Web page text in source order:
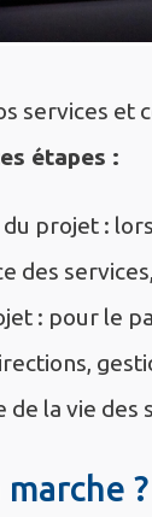
services et
étapes :
projet :
des services,
: pour le
de la vie
?